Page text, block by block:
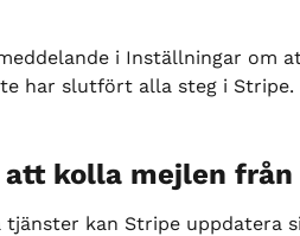
i Inställningar om
har slutfört alla steg i Stripe.
att kolla mejlen från
tjänster kan Stripe uppdatera